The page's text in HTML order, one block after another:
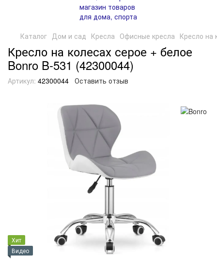
Каталог Дом и сад Кресла Офисные кресла Кресло на
Кресло на колесах серое + белое
Bonro B-531 (42300044)
Артикул: 42300044 Оставить отзыв
Хит
Видео